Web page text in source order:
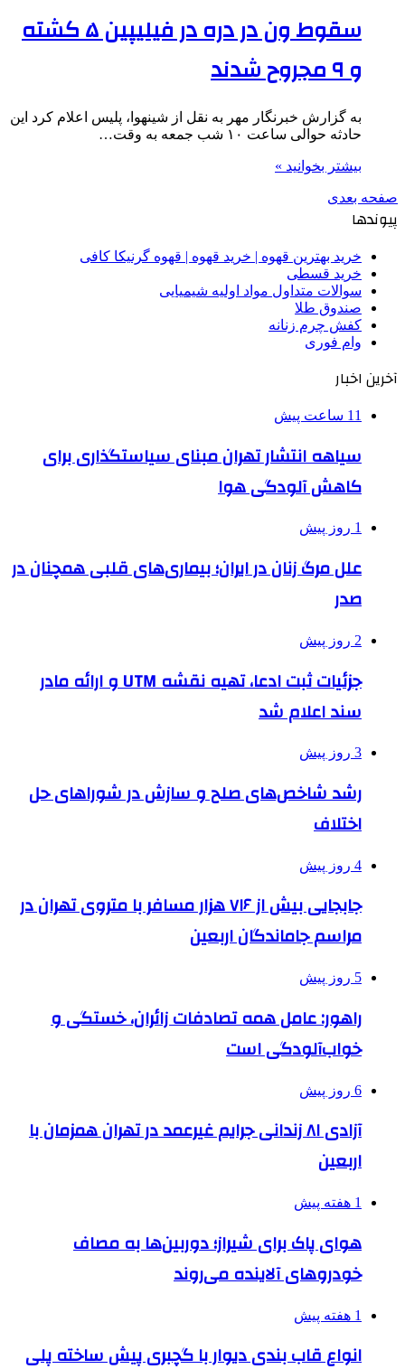
سقوط ون در دره در فیلیپین ۵ کشته
و ۹ مجروح شدند
به گزارش خبرنگار مهر به نقل از شینهوا، پلیس اعلام کرد این
حادثه حوالی ساعت ۱۰ شب جمعه به وقت…
بیشتر بخوانید »
صفحه بعدی
پیوندها
خرید بهترین قهوه | خرید قهوه | قهوه گرنیکا کافی
خرید قسطی
سوالات متداول مواد اولیه شیمیایی
صندوق طلا
کفش چرم زنانه
وام فوری
آخرین اخبار
11 ساعت پیش
سیاهه انتشار تهران مبنای سیاستگذاری برای
کاهش آلودگی هوا
1 روز پیش
علل مرگ زنان در ایران؛ بیماری‌های قلبی همچنان در
صدر
2 روز پیش
جزئیات ثبت ادعا، تهیه نقشه UTM و ارائه مادر
سند اعلام شد
3 روز پیش
رشد شاخص‌های صلح و سازش در شوراهای حل
اختلاف
4 روز پیش
جابجایی بیش از ۷۱۶ هزار مسافر با متروی تهران در
مراسم جاماندگان اربعین
5 روز پیش
راهور: عامل همه تصادفات زائران، خستگی و
خواب‌آلودگی است
6 روز پیش
آزادی ۸۱ زندانی جرایم غیرعمد در تهران همزمان با
اربعین
1 هفته پیش
هوای پاک برای شیراز؛ دوربین‌ها به مصاف
خودروهای آلاینده می‌روند
1 هفته پیش
انواع قاب بندی دیوار با گچبری پیش ساخته پلی